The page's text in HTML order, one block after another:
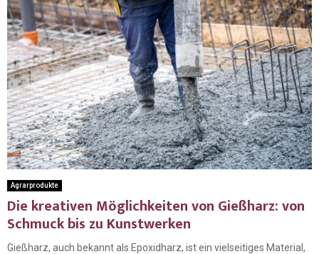
Agrarprodukte
Die kreativen Möglichkeiten von Gießharz: von
Schmuck bis zu Kunstwerken
Gießharz, auch bekannt als Epoxidharz, ist ein vielseitiges Material,